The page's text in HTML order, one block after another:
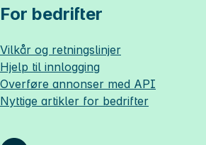
For bedrifter
Vilkår og retningslinjer
Hjelp til innlogging
Overføre annonser med API
Nyttige artikler for bedrifter